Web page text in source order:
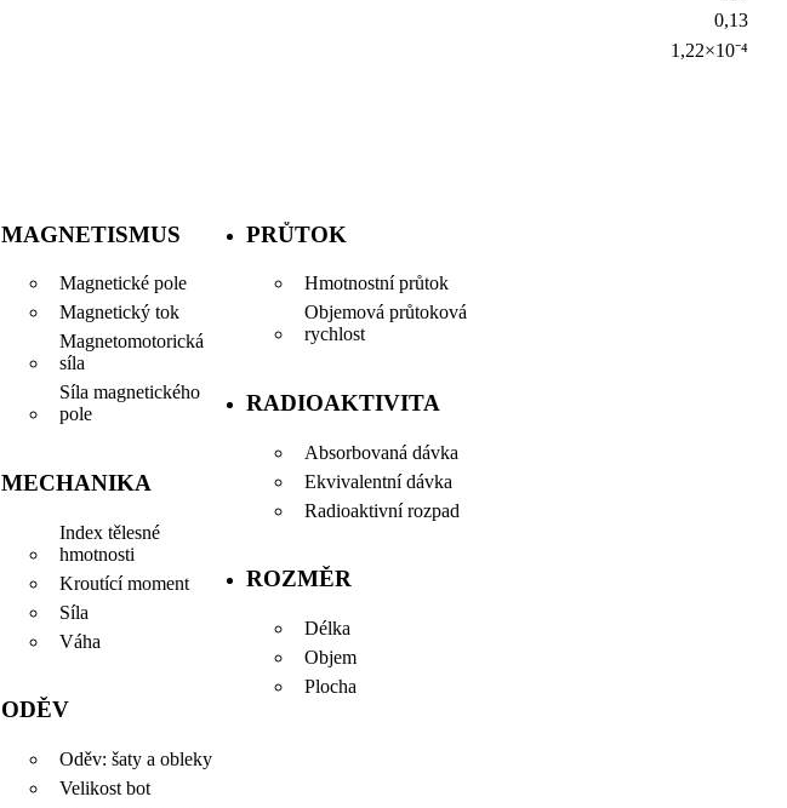
0,13
1,22×10⁻⁴
MAGNETISMUS
Magnetické pole
Magnetický tok
Magnetomotorická
síla
Síla magnetického
pole
MECHANIKA
Index tělesné
hmotnosti
Kroutící moment
Síla
Váha
ODĚV
Oděv: šaty a obleky
Velikost bot
PRŮTOK
Hmotnostní průtok
Objemová průtoková
rychlost
RADIOAKTIVITA
Absorbovaná dávka
Ekvivalentní dávka
Radioaktivní rozpad
ROZMĚR
Délka
Objem
Plocha